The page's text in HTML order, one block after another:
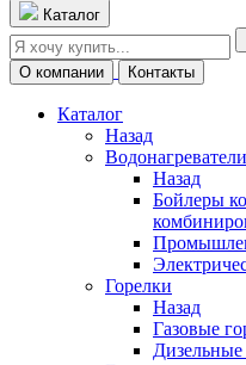
Каталог
О компании Контакты
Каталог
Назад
Водонагреватели
Назад
Бойлеры
Горелки
Назад
Газовые
Дизельные